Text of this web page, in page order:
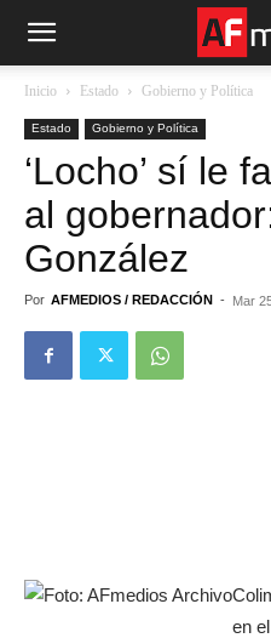
Inicio Estado Gobierno y Política
Estado Gobierno y Política
‘Locho’ sí le
al
González
Por AFMEDIOS / REDACCIÓN - Mar
en